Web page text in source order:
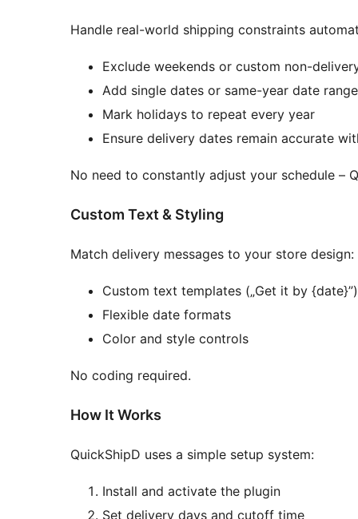
Handle real-world shipping constraints
Exclude weekends or custom non-
Add single dates or same-year date
Mark holidays to repeat every year
Ensure delivery dates remain accurate
No need to constantly adjust your schedule –
Custom Text & Styling
Match delivery messages to your store design:
Custom text templates („Get it by {date}”)
Flexible date formats
Color and style controls
No coding required.
How It Works
QuickShipD uses a simple setup system:
Install and activate the plugin
Set delivery days and cutoff time